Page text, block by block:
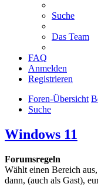
Suche
Das Team
FAQ
Anmelden
Registrieren
Foren-Übersicht
Suche
Windows 11
Forumsregeln
Wählt einen Bereich
dann, (auch als Gast),